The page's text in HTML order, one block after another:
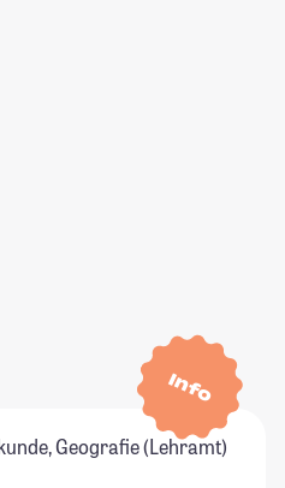
Info
Geografie (Lehramt)